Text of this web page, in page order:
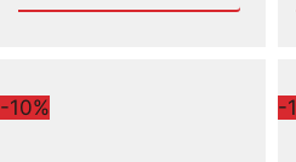
-10% -